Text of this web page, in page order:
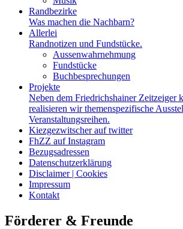
Randbezirke
Was machen die Nachbarn?
Allerlei
Randnotizen und Fundstücke.
Aussenwahrnehmung
Fundstücke
Buchbesprechungen
Projekte
Neben dem Friedrichshainer Zeitzeiger
realisieren wir themenspezifische
Veranstaltungsreihen.
Kiezgezwitscher auf twitter
FhZZ auf Instagram
Bezugsadressen
Datenschutzerklärung
Disclaimer | Cookies
Impressum
Kontakt
Förderer & Freunde